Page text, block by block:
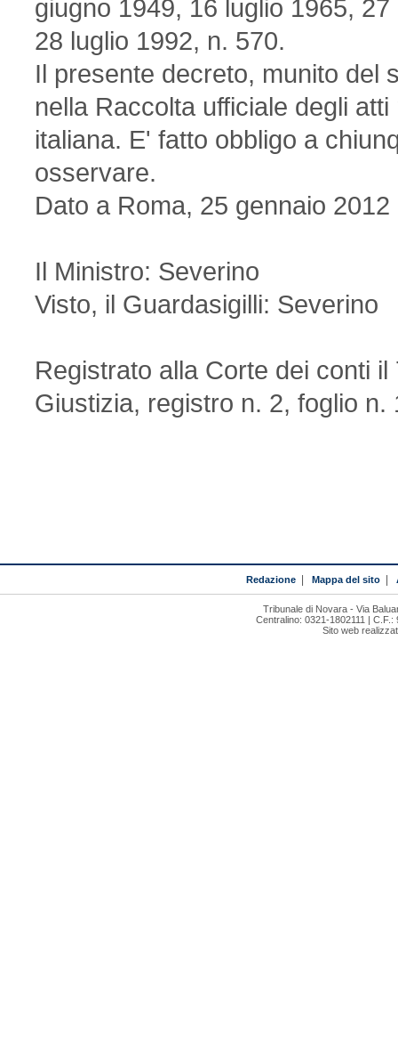
giugno 1949, 16 luglio 1965,
28 luglio 1992, n. 570.
Il presente decreto, munito del
nella Raccolta ufficiale degli
italiana. E' fatto obbligo a
osservare.
Dato a Roma, 25 gennaio 2012
Il Ministro: Severino
Visto, il Guardasigilli: Severino
Registrato alla Corte dei conti
Giustizia, registro n. 2, foglio n.
Redazione| Mappa del sito|
Tribunale di Novara - Via
Centralino: 0321-1802111 |
Sito web